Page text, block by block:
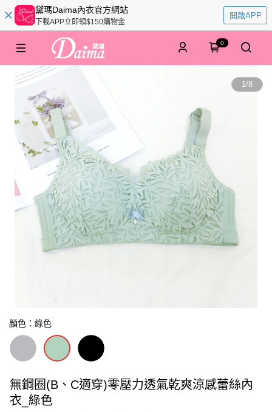
黛瑪Daima內衣官方網站
下載APP立即領$150購物金
開啟APP
0
1/8
顏色：綠色
無鋼圈(B、C適穿)零壓力透氣乾爽涼感蕾絲內
衣_綠色